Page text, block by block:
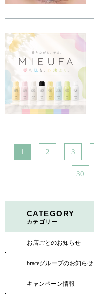
1 2 3
30
CATEGORY
カテゴリー
お店ごとのお知らせ
braceグループのお知らせ
キャンペーン情報